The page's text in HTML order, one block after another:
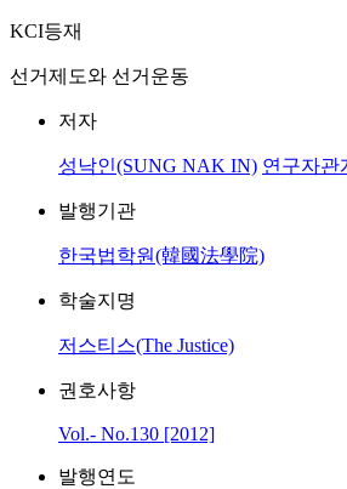
KCI등재
선거제도와 선거운동
저자
성낙인(SUNG NAK IN) 연구자관
발행기관
한국법학원(韓國法學院)
학술지명
저스티스(The Justice)
권호사항
Vol.- No.130 [2012]
발행연도